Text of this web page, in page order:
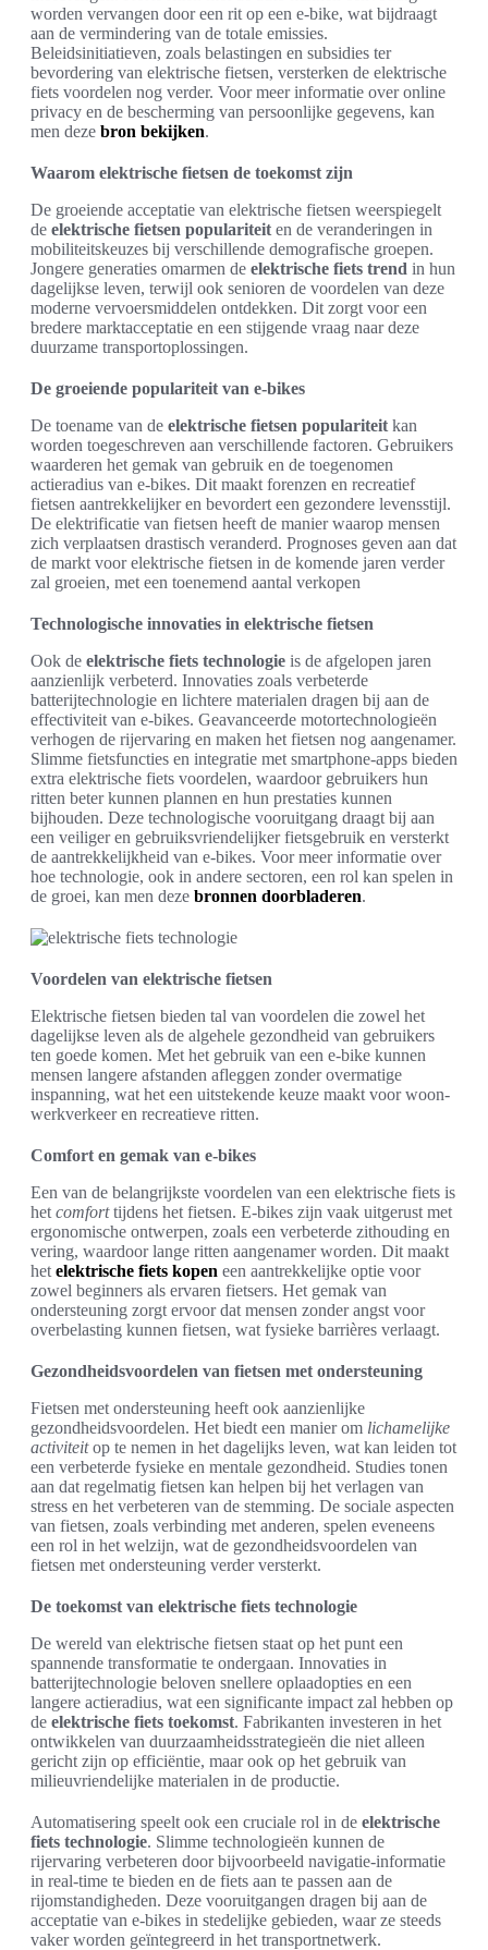
worden vervangen door een rit op een e-bike, wat bijdraagt
aan de vermindering van de totale emissies.
Beleidsinitiatieven, zoals belastingen en subsidies ter
bevordering van elektrische fietsen, versterken de elektrische
fiets voordelen nog verder. Voor meer informatie over online
privacy en de bescherming van persoonlijke gegevens, kan
men deze bron bekijken.
Waarom elektrische fietsen de toekomst zijn
De groeiende acceptatie van elektrische fietsen weerspiegelt
de elektrische fietsen populariteit en de veranderingen in
mobiliteitskeuzes bij verschillende demografische groepen.
Jongere generaties omarmen de elektrische fiets trend in hun
dagelijkse leven, terwijl ook senioren de voordelen van deze
moderne vervoersmiddelen ontdekken. Dit zorgt voor een
bredere marktacceptatie en een stijgende vraag naar deze
duurzame transportoplossingen.
De groeiende populariteit van e-bikes
De toename van de elektrische fietsen populariteit kan
worden toegeschreven aan verschillende factoren. Gebruikers
waarderen het gemak van gebruik en de toegenomen
actieradius van e-bikes. Dit maakt forenzen en recreatief
fietsen aantrekkelijker en bevordert een gezondere levensstijl.
De elektrificatie van fietsen heeft de manier waarop mensen
zich verplaatsen drastisch veranderd. Prognoses geven aan dat
de markt voor elektrische fietsen in de komende jaren verder
zal groeien, met een toenemend aantal verkopen
Technologische innovaties in elektrische fietsen
Ook de elektrische fiets technologie is de afgelopen jaren
aanzienlijk verbeterd. Innovaties zoals verbeterde
batterijtechnologie en lichtere materialen dragen bij aan de
effectiviteit van e-bikes. Geavanceerde motortechnologieën
verhogen de rijervaring en maken het fietsen nog aangenamer.
Slimme fietsfuncties en integratie met smartphone-apps bieden
extra elektrische fiets voordelen, waardoor gebruikers hun
ritten beter kunnen plannen en hun prestaties kunnen
bijhouden. Deze technologische vooruitgang draagt bij aan
een veiliger en gebruiksvriendelijker fietsgebruik en versterkt
de aantrekkelijkheid van e-bikes. Voor meer informatie over
hoe technologie, ook in andere sectoren, een rol kan spelen in
de groei, kan men deze bronnen doorbladeren.
Voordelen van elektrische fietsen
Elektrische fietsen bieden tal van voordelen die zowel het
dagelijkse leven als de algehele gezondheid van gebruikers
ten goede komen. Met het gebruik van een e-bike kunnen
mensen langere afstanden afleggen zonder overmatige
inspanning, wat het een uitstekende keuze maakt voor woon-
werkverkeer en recreatieve ritten.
Comfort en gemak van e-bikes
Een van de belangrijkste voordelen van een elektrische fiets is
het comforttijdens het fietsen. E-bikes zijn vaak uitgerust met
ergonomische ontwerpen, zoals een verbeterde zithouding en
vering, waardoor lange ritten aangenamer worden. Dit maakt
het elektrische fiets kopen een aantrekkelijke optie voor
zowel beginners als ervaren fietsers. Het gemak van
ondersteuning zorgt ervoor dat mensen zonder angst voor
overbelasting kunnen fietsen, wat fysieke barrières verlaagt.
Gezondheidsvoordelen van fietsen met ondersteuning
Fietsen met ondersteuning heeft ook aanzienlijke
gezondheidsvoordelen. Het biedt een manier om lichamelijke
activiteitop te nemen in het dagelijks leven, wat kan leiden tot
een verbeterde fysieke en mentale gezondheid. Studies tonen
aan dat regelmatig fietsen kan helpen bij het verlagen van
stress en het verbeteren van de stemming. De sociale aspecten
van fietsen, zoals verbinding met anderen, spelen eveneens
een rol in het welzijn, wat de gezondheidsvoordelen van
fietsen met ondersteuning verder versterkt.
De toekomst van elektrische fiets technologie
De wereld van elektrische fietsen staat op het punt een
spannende transformatie te ondergaan. Innovaties in
batterijtechnologie beloven snellere oplaadopties en een
langere actieradius, wat een significante impact zal hebben op
de elektrische fiets toekomst. Fabrikanten investeren in het
ontwikkelen van duurzaamheidsstrategieën die niet alleen
gericht zijn op efficiëntie, maar ook op het gebruik van
milieuvriendelijke materialen in de productie.
Automatisering speelt ook een cruciale rol in de elektrische
fiets technologie. Slimme technologieën kunnen de
rijervaring verbeteren door bijvoorbeeld navigatie-informatie
in real-time te bieden en de fiets aan te passen aan de
rijomstandigheden. Deze vooruitgangen dragen bij aan de
acceptatie van e-bikes in stedelijke gebieden, waar ze steeds
vaker worden geïntegreerd in het transportnetwerk.